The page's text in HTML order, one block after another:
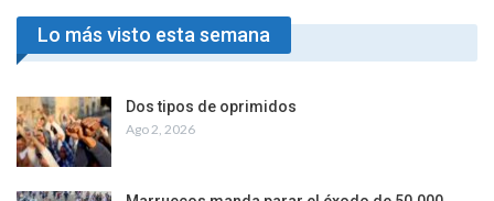
Lo más visto esta semana
Dos tipos de oprimidos
Ago 2, 2026